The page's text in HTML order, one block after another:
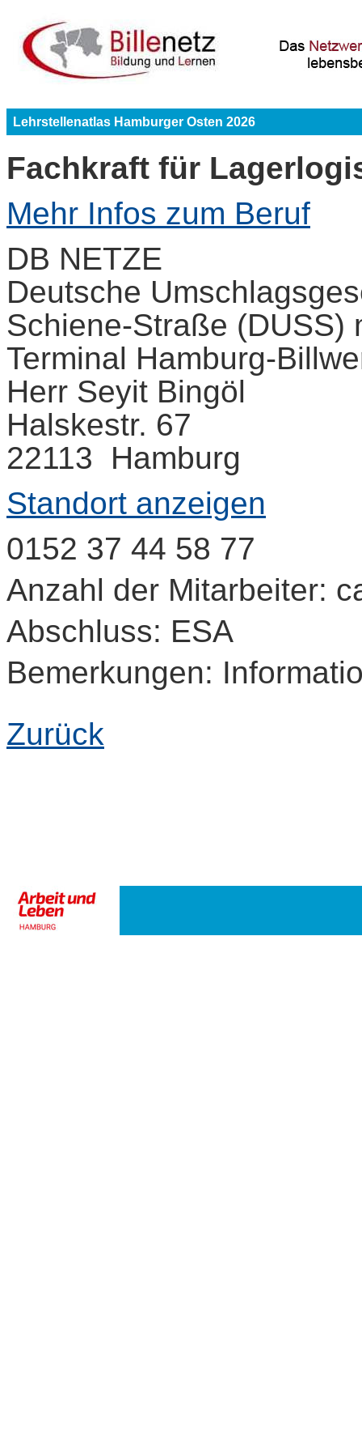
Lehrstellenatlas Hamburger Osten 2026
Fachkraft für
Mehr Infos zum Beruf
DB NETZE
Deutsche
Schiene-Straße (DUSS)
Terminal Hamburg-
Herr Seyit Bingöl
Halskestr. 67
22113 Hamburg
Standort anzeigen
0152 37 44 58 77
Anzahl der Mitarbeiter:
Abschluss: ESA
Bemerkungen:
Zurück